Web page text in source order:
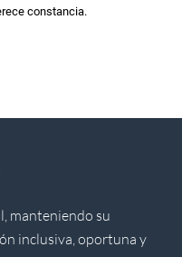
constancia.
manteniendo su
inclusiva, oportuna y